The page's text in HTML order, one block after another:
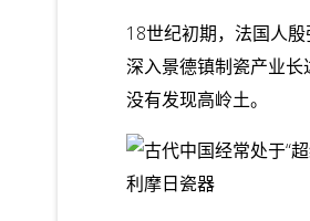
18世纪初期，法国人
深入景德镇制瓷产业长
没有发现高岭土。
利摩日瓷器